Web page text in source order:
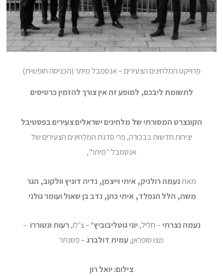
פרוייקט המלחינים הצעירים – אנסמבל מיתר (הכניסה חופשית)
לתשומת ליבכם, למופע זה אין צורך להזמין כרטיסים
הקונצרט המסורתי של מלחינים ישראלים צעירים בפסטיבל
יצירות חדשות בבכורה, פרי סדנת המלחינים הצעירים של
אנסמבל "מיתר",
מאתנעמה רולניק, איתי וייצמן, נדיה דוניץ וולקוב, הגר
משה, הלל הנפלד, איתי כהן, נדב בן שאול ועומר גולני.
נעמה נצרתי– חליל, יוני גוטליבוביץ'– צ'לו, רעות ונטוררו –
מצו סופראן, עמית דולברג– פסנתר
צילום: יואל רון